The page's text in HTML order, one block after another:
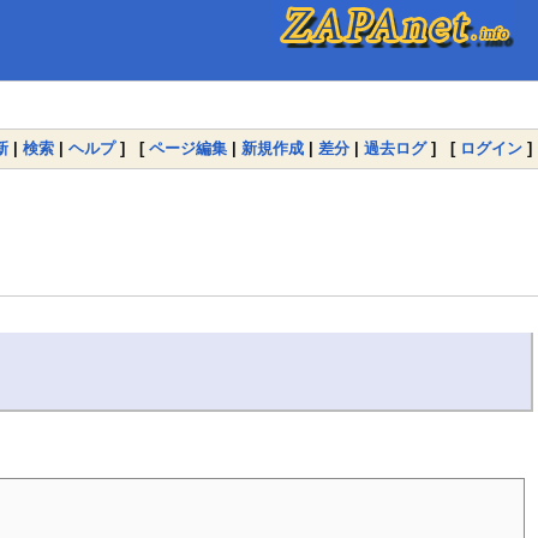
| 検索 | ヘルプ] [ ページ編集 | 新規作成 | 差分 | 過去ログ] [ ログイン ]